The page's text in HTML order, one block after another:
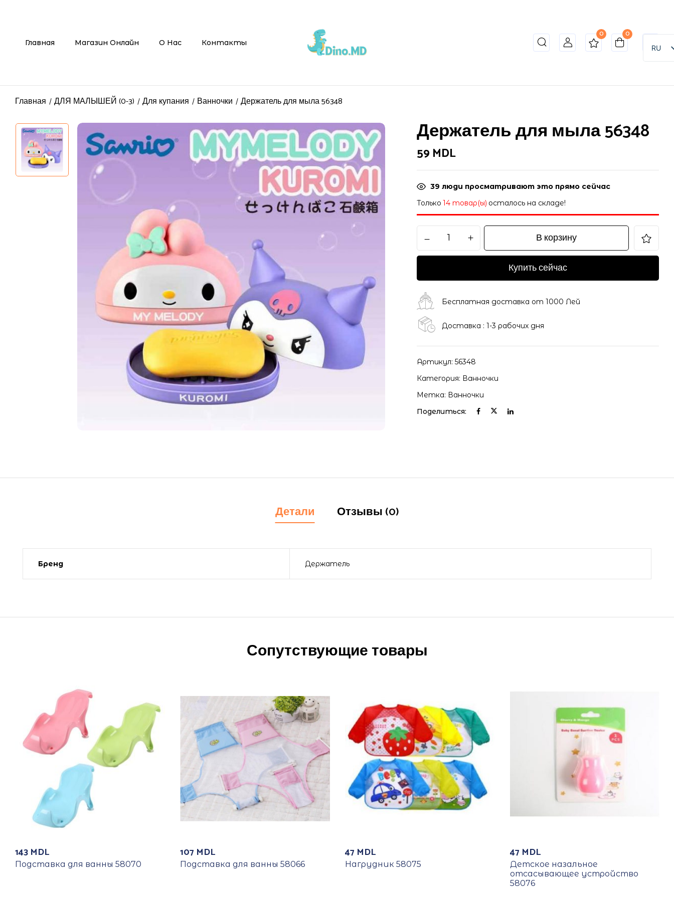
Главная Магазин Онлайн О Нас Контакты
0 0
RU
Главная ДЛЯ МАЛЫШЕЙ (0-3) Для купания Ванночки Держатель для мыла 56348
Держатель для мыла 56348
59 MDL
39 люди просматривают это прямо сейчас
Только 14 товар(ы) осталось на складе!
В корзину
Купить сейчас
Бесплатная доставка от 1000 Лей
Доставка : 1-3 рабочих дня
Артикул:56348
Категория: Ванночки
Метка: Ванночки
Поделиться:
Детали Отзывы (0)
Бренд Держатель
Сопутствующие товары
143 MDL
Подставка для ванны 58070
107 MDL
Подставка для ванны 58066
47 MDL
Нагрудник 58075
47 MDL
Детское назальное
отсасывающее устройство
58076